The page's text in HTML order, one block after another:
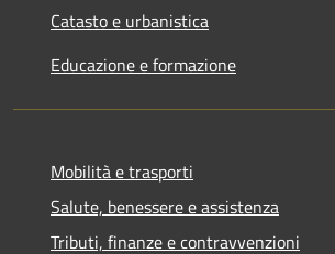
Catasto e urbanistica
Educazione e formazione
Mobilità e trasporti
Salute, benessere e assistenza
Tributi, finanze e contravvenzioni